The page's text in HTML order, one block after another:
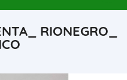
RIONEGRO_